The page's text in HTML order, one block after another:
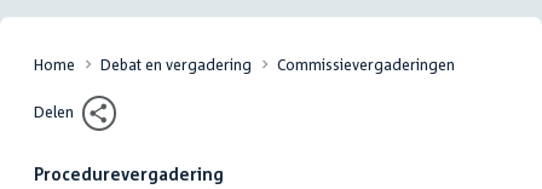
Home Debat en vergadering Commissievergaderingen
Delen
Procedurevergadering